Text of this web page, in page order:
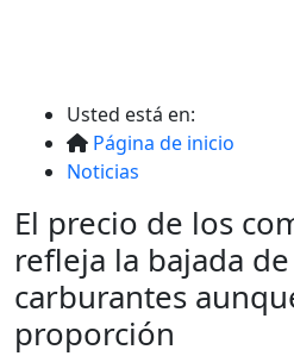
Usted está en:
Página de inicio
Noticias
El precio de los
refleja la bajada
carburantes
proporción